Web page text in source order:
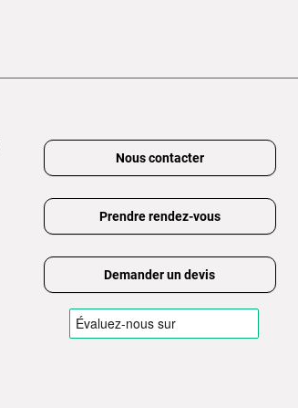
Nous contacter
Prendre rendez-vous
Demander un devis